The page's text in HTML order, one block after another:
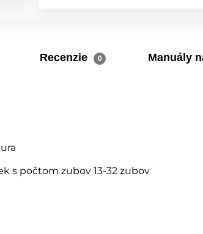
Recenzie 0 Manuály
s počtom zubov 13-32 zubov